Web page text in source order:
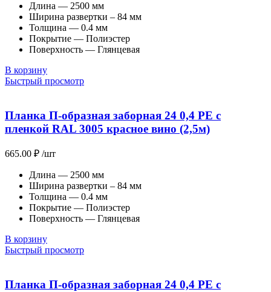
Длина — 2500 мм
Ширина развертки – 84 мм
Толщина — 0.4 мм
Покрытие — Полиэстер
Поверхность — Глянцевая
В корзину
Быстрый просмотр
Планка П-образная заборная 24 0,4 PE с
пленкой RAL 3005 красное вино (2,5м)
665.00 ₽ /шт
Длина — 2500 мм
Ширина развертки – 84 мм
Толщина — 0.4 мм
Покрытие — Полиэстер
Поверхность — Глянцевая
В корзину
Быстрый просмотр
Планка П-образная заборная 24 0,4 PE с